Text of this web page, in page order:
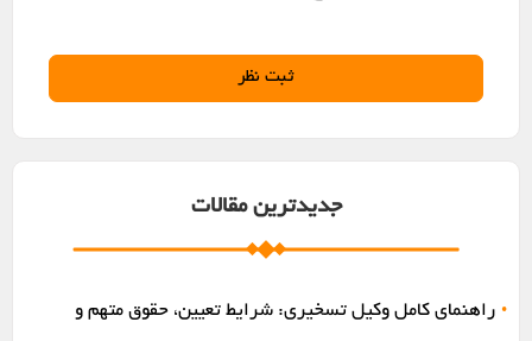
جدیدترین مقالات
• راهنمای کامل وکیل تسخیری: شرایط تعیین، حقوق متهم و